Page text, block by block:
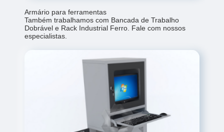
Armário para ferramentas
Também trabalhamos com Bancada de Trabalho
Dobrável e Rack Industrial Ferro. Fale com nossos
especialistas.